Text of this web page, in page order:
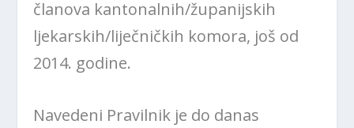
članova kantonalnih/županijskih
ljekarskih/liječničkih komora, još od
2014. godine.
Navedeni Pravilnik je do danas